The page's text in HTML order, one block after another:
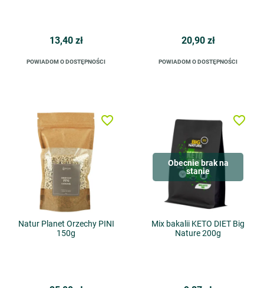
13,40 zł
POWIADOM O DOSTĘPNOŚCI
20,90 zł
POWIADOM O DOSTĘPNOŚCI
Natur Planet Orzechy PINI
150g
favorite_border
Obecnie brak na
stanie
Mix bakalii KETO DIET Big
Nature 200g
favorite_border